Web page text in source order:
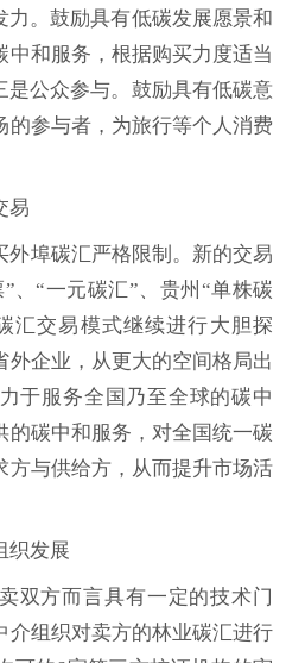
力。鼓励具有低碳发展愿景和
和服务，根据购买力度适当
是公众参与。鼓励具有低碳意
的参与者，为旅行等个人消费
易
外埠碳汇严格限制。新的交易
、“一元碳汇”、贵州“单株碳
汇交易模式继续进行大胆探
企业，从更大的空间格局出
于服务全国乃至全球的碳中
的碳中和服务，对全国统一碳
方与供给方，从而提升市场活
织发展
双方而言具有一定的技术门
介组织对卖方的林业碳汇进行